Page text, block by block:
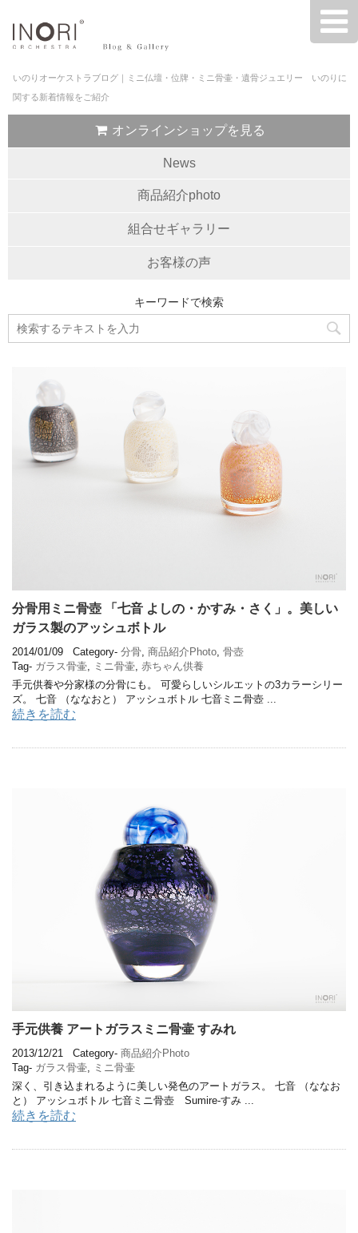
いのりオーケストラブログ｜ミニ仏壇・位牌・ミニ骨壷・遺骨ジュエリー いのりに
関する新着情報をご紹介
オンラインショップを見る
News
商品紹介photo
組合せギャラリー
お客様の声
キーワードで検索
分骨用ミニ骨壺 「七音 よしの・かすみ・さく」。美しい
ガラス製のアッシュボトル
2014/01/09 Category- 分骨 商品紹介Photo 骨壺
Tag- ガラス骨壷 ミニ骨壷 赤ちゃん供養
手元供養や分家様の分骨にも。 可愛らしいシルエットの3カラーシリー
ズ。 七音 （ななおと） アッシュボトル 七音ミニ骨壺 ...
続きを読む
手元供養 アートガラスミニ骨壷 すみれ
2013/12/21 Category- 商品紹介Photo
Tag- ガラス骨壷, ミニ骨壷
深く、引き込まれるように美しい発色のアートガラス。 七音 （ななお
と） アッシュボトル 七音ミニ骨壺 Sumire-すみ ...
続きを読む